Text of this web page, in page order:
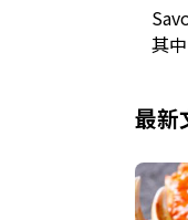
其
最新